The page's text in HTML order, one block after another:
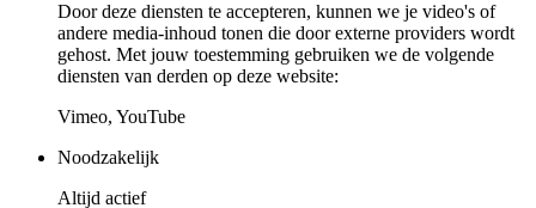
Door deze diensten te accepteren, kunnen we je video's of
andere media-inhoud tonen die door externe providers wordt
gehost. Met jouw toestemming gebruiken we de volgende
diensten van derden op deze website:
Vimeo, YouTube
Noodzakelijk
Altijd actief